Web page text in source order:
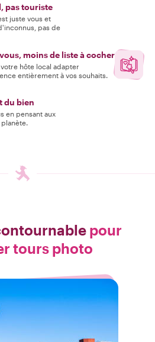
pas touriste
juste vous et
pas de
moins de liste à cocher
votre hôte local adapter
entièrement à vos souhaits.
du bien
en pensant aux
planète.
pour
tours photo